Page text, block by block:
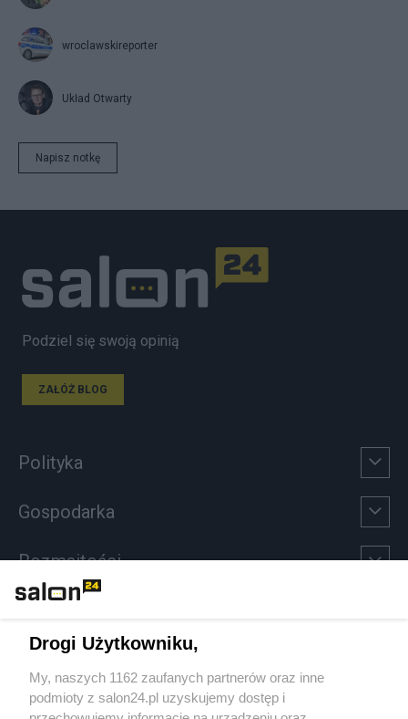
wroclawskireporter
Układ Otwarty
Napisz notkę
Podziel się swoją opinią
ZAŁÓŻ BLOG
Polityka
Gospodarka
Rozmaitości
Sport
Społeczeństwo
Drogi Użytkowniku,
My, naszych 1162 zaufanych partnerów oraz inne
podmioty z salon24.pl uzyskujemy dostęp i